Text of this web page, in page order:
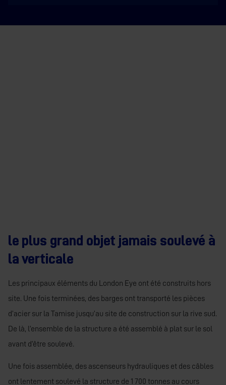
le plus grand objet jamais soulevé à
la verticale
Les principaux éléments du London Eye ont été construits hors
site. Une fois terminées, des barges ont transporté les pièces
d’acier sur la Tamise jusqu’au site de construction sur la rive sud.
De là, l’ensemble de la structure a été assemblé à plat sur le sol
avant d’être soulevé.
Une fois assemblée, des ascenseurs hydrauliques et des câbles
ont lentement soulevé la structure de 1 700 tonnes au cours